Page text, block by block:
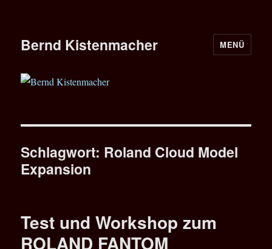
Bernd Kistenmacher MENÜ
Schlagwort: Roland Cloud Model
Expansion
Test und Workshop zum
ROLAND FANTOM